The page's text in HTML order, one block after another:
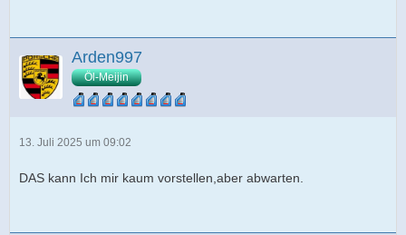
Arden997
Öl-Meijin
13. Juli 2025 um 09:02
DAS kann Ich mir kaum vorstellen,aber abwarten.